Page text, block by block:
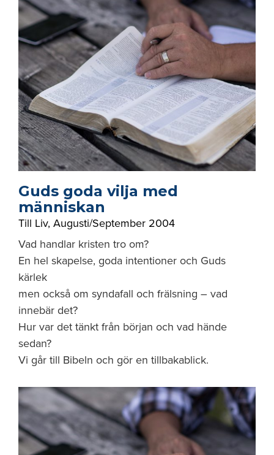
Guds goda vilja med
människan
Till Liv, Augusti/September 2004
Vad handlar kristen tro om?
En hel skapelse, goda intentioner och Guds
kärlek
men också om syndafall och frälsning – vad
innebär det?
Hur var det tänkt från början och vad hände
sedan?
Vi går till Bibeln och gör en tillbakablick.